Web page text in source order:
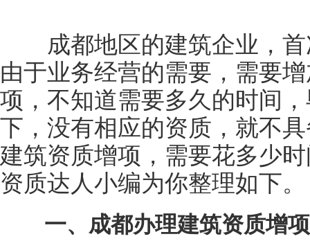
成都地区的建筑企业，首
由于业务经营的需要，需要
项，不知道需要多久的时间
下，没有相应的资质，就不
建筑资质增项，需要花多少
资质达人小编为你整理如下。
一、成都办理建筑资质增项